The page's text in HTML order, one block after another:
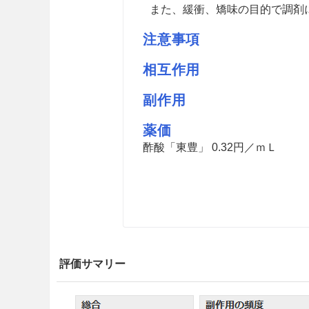
また、緩衝、矯味の目的で調剤
注意事項
相互作用
副作用
薬価
酢酸「東豊」 0.32円／ｍＬ
評価サマリー